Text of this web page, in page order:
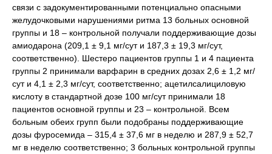
связи с задокументированными потенциально опасными
желудочковыми нарушениями ритма 13 больных основной
группы и 18 – контрольной получали поддерживающие дозы
амиодарона (209,1 ± 9,1 мг/сут и 187,3 ± 19,3 мг/сут,
соответственно). Шестеро пациентов группы 1 и 4 пациента
группы 2 принимали варфарин в средних дозах 2,6 ± 1,2 мг/
сут и 4,1 ± 2,3 мг/сут, соответственно; ацетилсалициловую
кислоту в стандартной дозе 100 мг/сут принимали 18
пациентов основной группы и 23 – контрольной. Всем
больным обеих групп были подобраны поддерживающие
дозы фуросемида – 315,4 ± 37,6 мг в неделю и 287,9 ± 52,7
мг в неделю соответственно; 3 больных контрольной группы